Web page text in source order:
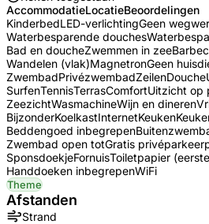
AccommodatieLocatieBeoordelingen
KinderbedLED-verlichtingGeen
Waterbesparende douches
Bad en doucheZwemmen in zee
Wandelen (vlak)MagnetronGeen
ZwembadPrivézwembadZeilenDouche
SurfenTennisTerrasComfortUitzicht op
ZeezichtWasmachineWijn en dineren
BijzonderKoelkastInternetKeuken
Beddengoed inbegrepen
Zwembad open totGratis
SponsdoekjeFornuisToiletpapier
Handdoeken inbegrepenWiFi
Theme
Afstanden
Strand